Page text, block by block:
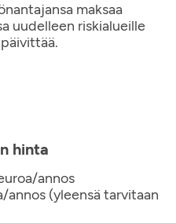
maksaa
uudelleen riskialueille
hinta
annos
annos (yleensä tarvitaan